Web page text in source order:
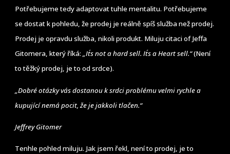
Potřebujeme tedy adaptovat tuhle mentalitu. Potřebujeme
se dostat k pohledu, že prodej je reálně spíš služba než prodej.
Prodej je opravdu služba, nikoli produkt. Miluju citaci of Jeffa
Gitomera, který říká:„It´s not a hard sell. It´s a Heart sell.“(Není
to těžký prodej, je to od srdce).
„Dobré otázky vás dostanou k srdci problému velmi rychle a
kupující nemá pocit, že je jakkoli tlačen.“
Jeffrey Gitomer
Tenhle pohled miluju. Jak jsem řekl, není to prodej, je to